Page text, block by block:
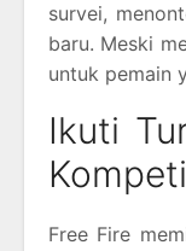
survei,
baru. Meski
untuk pemain
Ikuti
Free Fire